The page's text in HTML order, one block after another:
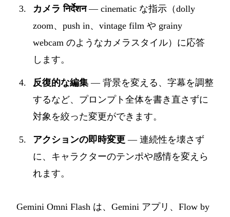
カメラ निर्देशन— cinematic な指示（dolly
zoom、push in、vintage film や grainy
webcam のようなカメラスタイル）に応答
します。
反復的な編集 — 背景を変える、字幕を調整
するなど、プロンプト全体を書き直さずに
対象を絞った変更ができます。
アクションの即時変更 — 連続性を壊さず
に、キャラクターのテンポや感情を変えら
れます。
Gemini Omni Flash は、Gemini アプリ、Flow by